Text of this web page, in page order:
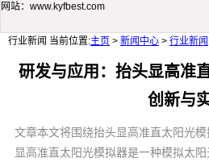
网站：www.kyfbest.com
行业新闻 当前位置:主页 > 新闻中心 > 行业新闻
研发与应用：抬头显高准
创新与
文章本文将围绕抬头显高准直太阳光
显高准直太阳光模拟器是一种模拟太